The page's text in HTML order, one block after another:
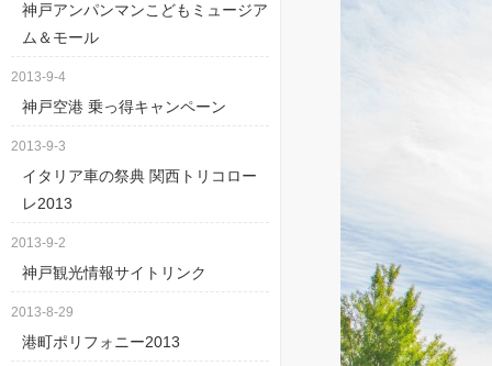
神戸スイーツタク
神戸なら並ばずに
関帝廟 （カンテイ
神戸アンパンマンこどもミュージア
ム＆モール
2013-9-4
神戸空港 乗っ得キャンペーン
2013-9-3
イタリア車の祭典 関西トリコロー
レ2013
2013-9-2
神戸観光情報サイトリンク
2013-8-29
港町ポリフォニー2013